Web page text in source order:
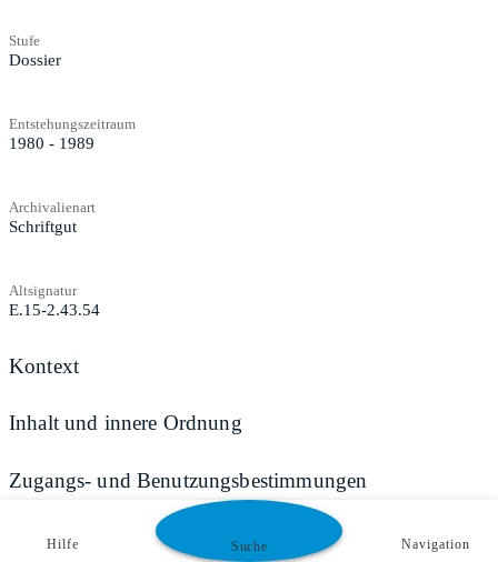
Stufe
Dossier
Entstehungszeitraum
1980 - 1989
Archivalienart
Schriftgut
Altsignatur
E.15-2.43.54
Kontext
Inhalt und innere Ordnung
Zugangs- und Benutzungsbestimmungen
Hilfe Suche Navigation